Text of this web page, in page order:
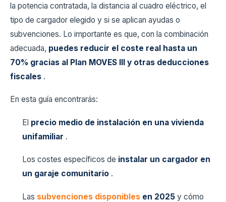
la potencia contratada, la distancia al cuadro eléctrico, el
tipo de cargador elegido y si se aplican ayudas o
subvenciones. Lo importante es que, con la combinación
adecuada, puedes reducir el coste real hasta un
70% gracias al Plan MOVES III y otras deducciones
fiscales .
En esta guía encontrarás:
El precio medio de instalación en una vivienda
unifamiliar .
Los costes específicos de instalar un cargador en
un garaje comunitario .
Las subvenciones disponibles en 2025 y cómo